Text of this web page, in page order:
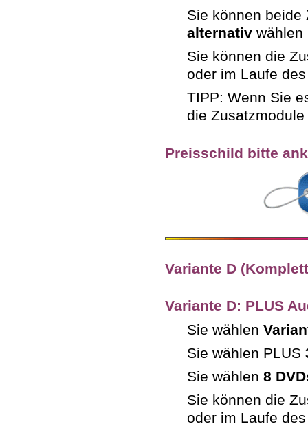
Sie können
alternativ wählen
Sie können die
oder im Laufe
TIPP: Wenn Sie
die Zusatzmodule
Preisschild bitte
Variante D
Variante D: PLUS
Sie wählen
Sie wählen PLUS
Sie wählen 8
Sie können die
oder im Laufe